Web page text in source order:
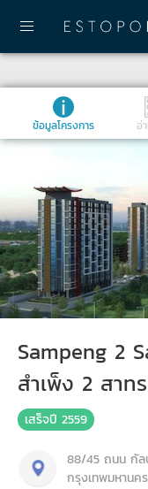
ข้อมูลโครงการ อ่
Sampeng 2
สำเพ็ง 2 สา
เสร็จปี 2559
88/45 ถนน กั
กรุงเทพมหานค